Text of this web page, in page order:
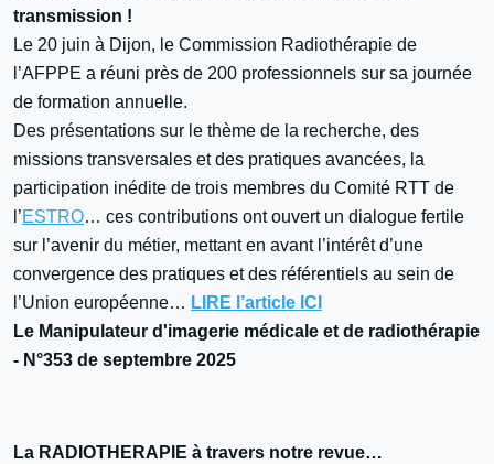
transmission !
Le 20 juin à Dijon, le Commission Radiothérapie de
l’AFPPE a réuni près de 200 professionnels sur sa journée
de formation annuelle.
Des présentations sur le thème de la recherche, des
missions transversales et des pratiques avancées, la
participation inédite de trois membres du Comité RTT de
l’ESTRO… ces contributions ont ouvert un dialogue fertile
sur l’avenir du métier, mettant en avant l’intérêt d’une
convergence des pratiques et des référentiels au sein de
l’Union européenne… LIRE l’article ICI
Le Manipulateur d'imagerie médicale et de radiothérapie
- N°353 de septembre 2025
La RADIOTHERAPIE à travers notre revue…